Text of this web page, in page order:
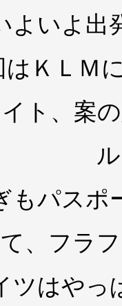
よいよ出
はＫＬＭ
ト、案
もパスポ
、フラ
ツはやっ